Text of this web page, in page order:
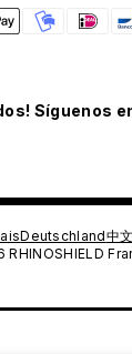
Síguenos
Deutschland中